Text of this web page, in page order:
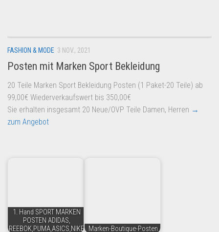
Amazon
Aldi
Lidl
Kostenlos verkaufen
Anmelden
FASHION & MODE 3 NOV., 2021
Posten mit Marken Sport Bekleidung
20 Teile Marken Sport Bekleidung Posten (1 Paket-20 Teile) ab
99,00€ Wiederverkaufswert bis 350,00€
Sie erhalten insgesamt 20 Neue/OVP Teile Damen, Herren →
zum Angebot
1. Hand SPORT MARKEN
POSTEN ADIDAS,
REEBOK,PUMA,ASICS,NIKE
Marken-Boutique-Posten